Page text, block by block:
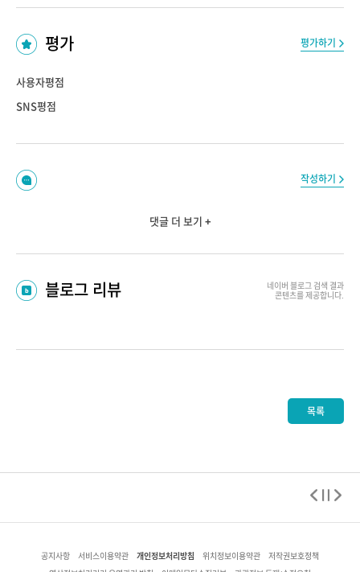
평가 평가하기
사용자평점
SNS평점
작성하기
댓글 더 보기 +
블로그 리뷰 네이버 블로그 검색 결과
콘텐츠를 제공합니다.
목록
공지사항 서비스이용약관 개인정보처리방침 위치정보이용약관 저작권보호정책